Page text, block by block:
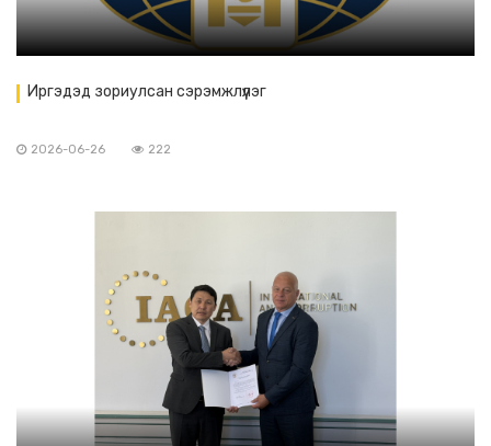
Иргэдэд зориулсан сэрэмжлүүлэг
2026-06-26 222